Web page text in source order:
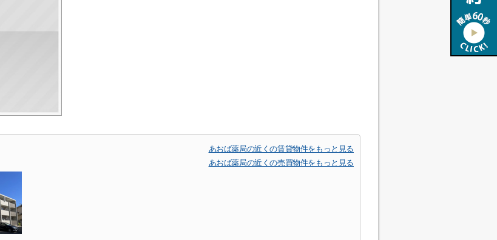
あおば薬局の近くの賃貸物件をもっと見る
あおば薬局の近くの売買物件をもっと見る